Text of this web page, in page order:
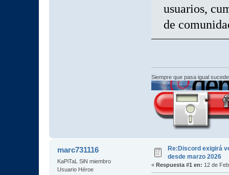
usuarios,
de
Siempre que pasa igual
marc731116
KaPiTaL SiN miembro
Usuario Héroe
Re:Discord exigirá
desde marzo 2026
« Respuesta #1 en: 12 de